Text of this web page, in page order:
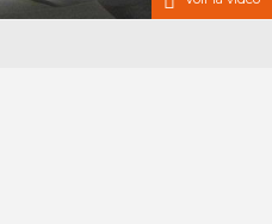
aux favoris